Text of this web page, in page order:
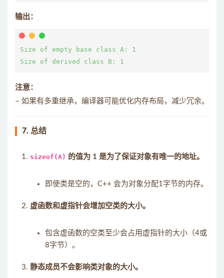
输出：
Size of empty base class A: 1
注意：
– 如果有多重继承，编译器可能优化内存布局，减少冗余。
7. 总结
sizeof(A) 的值为 1 是为了保证对象有唯一的地址。
即使类是空的，C++ 会为对象分配1字节的内存。
虚函数和虚指针会增加空类的大小。
包含虚函数的空类至少会占用虚指针的大小（4或
8字节）。
静态成员不会影响类对象的大小。